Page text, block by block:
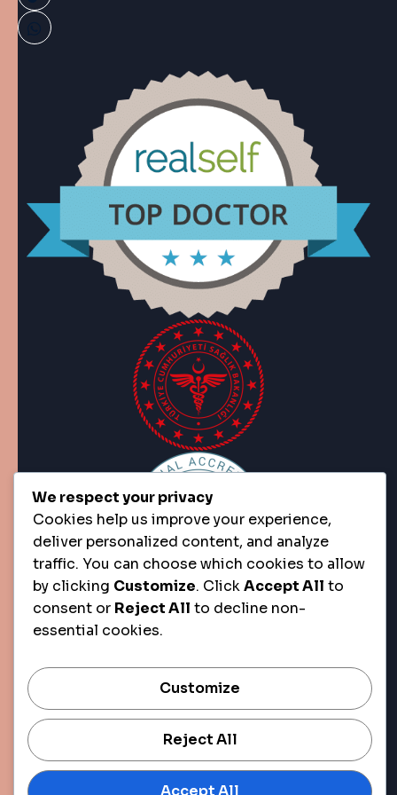
We respect your privacy
Cookies help us improve your experience,
deliver personalized content, and analyze
traffic. You can choose which cookies to allow
by clicking Customize. ClickAccept All to
consent or Reject All to decline non-
essential cookies.
Customize
Reject All
Accept All